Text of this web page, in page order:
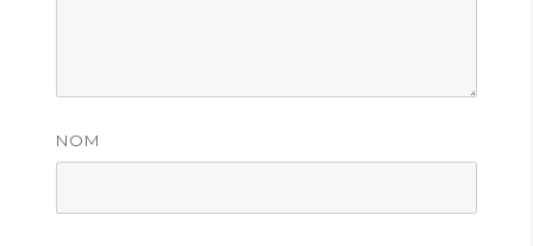
NOM